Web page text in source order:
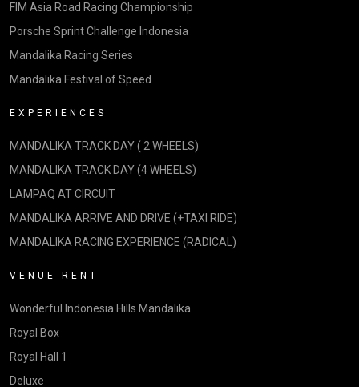
FIM Asia Road Racing Championship
Porsche Sprint Challenge Indonesia
Mandalika Racing Series
Mandalika Festival of Speed
EXPERIENCES
MANDALIKA TRACK DAY ( 2 WHEELS)
MANDALIKA TRACK DAY (4 WHEELS)
LAMPAQ AT CIRCUIT
MANDALIKA ARRIVE AND DRIVE (+TAXI RIDE)
MANDALIKA RACING EXPERIENCE (RADICAL)
VENUE RENT
Wonderful Indonesia Hills Mandalika
Royal Box
Royal Hall 1
Deluxe